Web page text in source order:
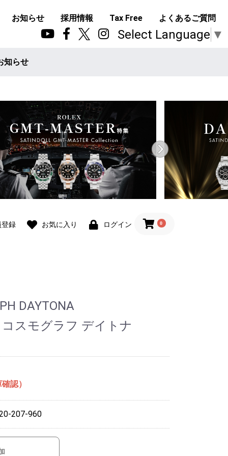
お知らせ 採用情報 Tax Free よくあるご質問
Select Language ▼
知らせ
登録 お気に入り ログイン 0
DAYTONA
スモグラフ デイトナ
認）
207-960